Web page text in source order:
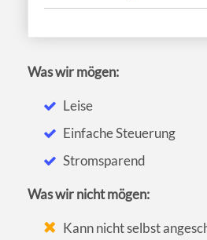
Was wir mögen:
Leise
Einfache Steuerung
Stromsparend
Was wir nicht mögen:
Kann nicht selbst